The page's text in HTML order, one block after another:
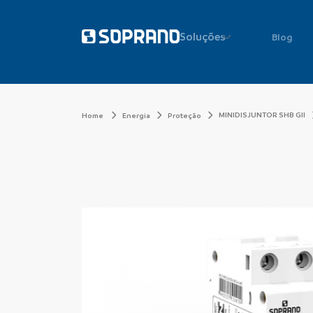
Soluções Blog
Home Energia Proteção MINIDISJUNTOR SHB GII